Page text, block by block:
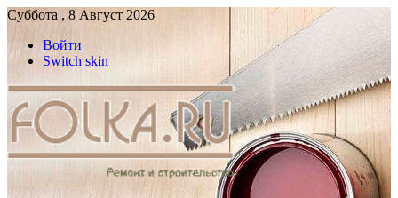
Суббота , 8 Август 2026
Войти
Switch skin